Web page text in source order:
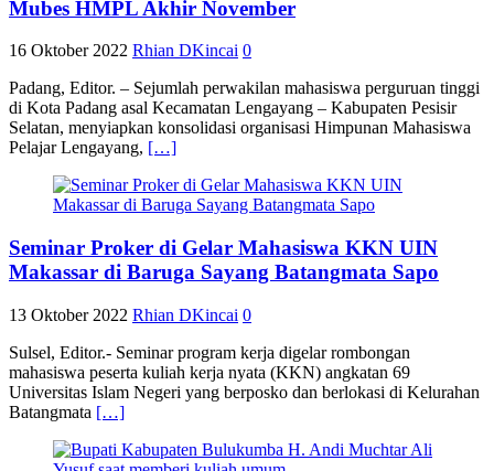
Mubes HMPL Akhir November
16 Oktober 2022 Rhian DKincai 0
Padang, Editor. – Sejumlah perwakilan mahasiswa perguruan tinggi
di Kota Padang asal Kecamatan Lengayang – Kabupaten Pesisir
Selatan, menyiapkan konsolidasi organisasi Himpunan Mahasiswa
Pelajar Lengayang, […]
Seminar Proker di Gelar Mahasiswa KKN UIN
Makassar di Baruga Sayang Batangmata Sapo
13 Oktober 2022 Rhian DKincai 0
Sulsel, Editor.- Seminar program kerja digelar rombongan
mahasiswa peserta kuliah kerja nyata (KKN) angkatan 69
Universitas Islam Negeri yang berposko dan berlokasi di Kelurahan
Batangmata […]